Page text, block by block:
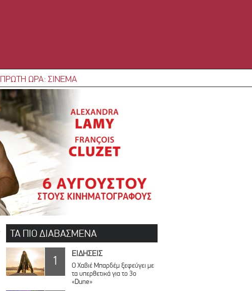
ΠΡΩΤΗ ΩΡΑ: ΣΙΝΕΜΑ
ΤΑ ΠΙΟ ΔΙΑΒΑΣΜΕΝΑ
1 ΕΙΔΗΣΕΙΣ
O Χαβιέ Μπαρδέμ ξεφεύγει με
τα υπερθετικά για το 3ο
«Dune»